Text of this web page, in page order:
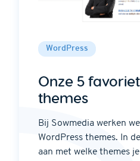
WordPress
Onze 5
themes
Bij Sowmedia werken
WordPress themes. In
aan met welke themes